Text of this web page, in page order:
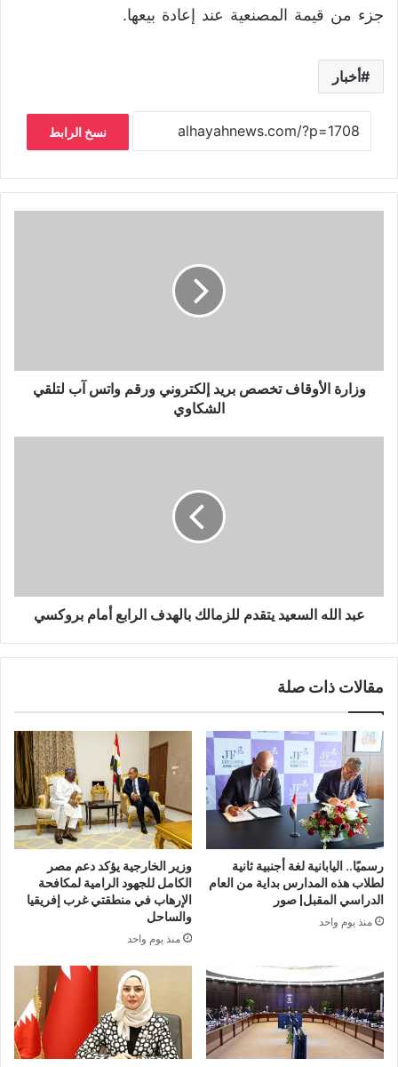
جزء من قيمة المصنعية عند إعادة بيعها.
أخبار
نسخ الرابط
وزارة الأوقاف تخصص بريد إلكتروني ورقم واتس آب لتلقي
الشكاوي
عبد الله السعيد يتقدم للزمالك بالهدف الرابع أمام بروكسي
مقالات ذات صلة
رسميًا.. اليابانية لغة أجنبية ثانية
لطلاب هذه المدارس بداية من العام
الدراسي المقبل| صور
منذ يوم واحد
وزير الخارجية يؤكد دعم مصر
الكامل للجهود الرامية لمكافحة
الإرهاب في منطقتي غرب إفريقيا
والساحل
منذ يوم واحد